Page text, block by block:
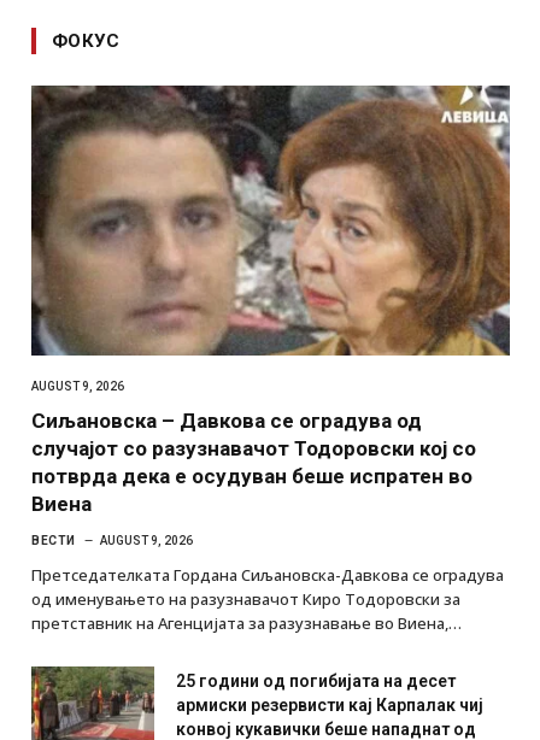
ФОКУС
AUGUST 9, 2026
Сиљановска – Давкова се оградува од
случајот со разузнавачот Тодоровски кој со
потврда дека е осудуван беше испратен во
Виена
ВЕСТИ AUGUST 9, 2026
Претседателката Гордана Сиљановска-Давкова се оградува
од именувањето на разузнавачот Киро Тодоровски за
претставник на Агенцијата за разузнавање во Виена,…
25 години од погибијата на десет
армиски резервисти кај Карпалак чиј
конвој кукавички беше нападнат од